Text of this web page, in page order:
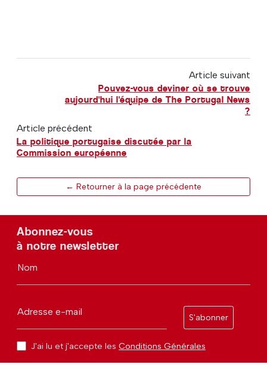
Article suivant
Pouvez-vous deviner où se trouve
aujourd'hui l'équipe de The Portugal News
?
Article précédent
La politique portugaise discutée par la
Commission européenne
← Retourner à la page précédente
Abonnez-vous
à notre newsletter
Nom
Adresse e-mail
S'abonner
J'ai lu et j'accepte les Conditions Générales